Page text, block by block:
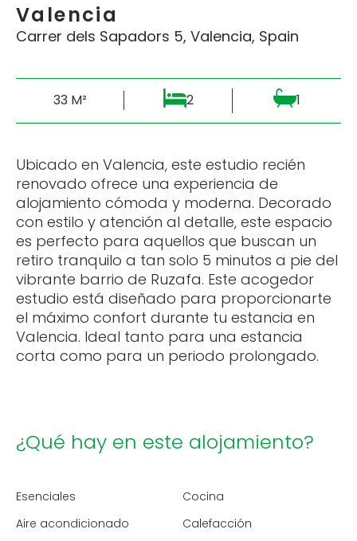
Valencia
Carrer dels Sapadors 5, Valencia, Spain
33 M² 2 1
Ubicado en Valencia, este estudio recién
renovado ofrece una experiencia de
alojamiento cómoda y moderna. Decorado
con estilo y atención al detalle, este espacio
es perfecto para aquellos que buscan un
retiro tranquilo a tan solo 5 minutos a pie del
vibrante barrio de Ruzafa. Este acogedor
estudio está diseñado para proporcionarte
el máximo confort durante tu estancia en
Valencia. Ideal tanto para una estancia
corta como para un periodo prolongado.
¿Qué hay en este alojamiento?
Esenciales
Cocina
Aire acondicionado
Calefacción